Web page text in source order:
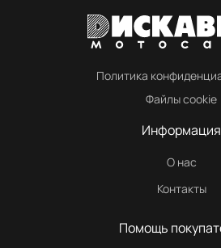
Политика
Файлы cookie
Информация
О нас
Контакты
Помощь